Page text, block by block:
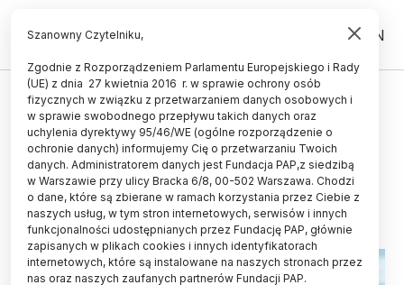
PL EN
ZDROWIE
Opole/Na USK otwarto Centrum
Naukowo-Badawcze
23.11.2022
aktualizacja: 23.11.2022
1 minuta czytania
Szanowny Czytelniku,
Zgodnie z Rozporządzeniem Parlamentu Europejskiego i Rady
(UE) z dnia 27 kwietnia 2016 r. w sprawie ochrony osób
fizycznych w związku z przetwarzaniem danych osobowych i
w sprawie swobodnego przepływu takich danych oraz
uchylenia dyrektywy 95/46/WE (ogólne rozporządzenie o
ochronie danych) informujemy Cię o przetwarzaniu Twoich
danych. Administratorem danych jest Fundacja PAP,z siedzibą
w Warszawie przy ulicy Bracka 6/8, 00-502 Warszawa. Chodzi
o dane, które są zbierane w ramach korzystania przez Ciebie z
naszych usług, w tym stron internetowych, serwisów i innych
funkcjonalności udostępnianych przez Fundację PAP, głównie
zapisanych w plikach cookies i innych identyfikatorach
internetowych, które są instalowane na naszych stronach przez
nas oraz naszych zaufanych partnerów Fundacji PAP.